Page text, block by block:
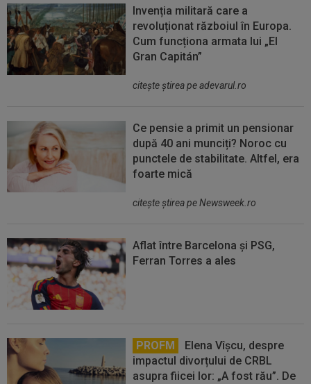
Invenția militară care a
revoluționat războiul în Europa.
Cum funcționa armata lui „El
Gran Capitán”
citeşte ştirea pe adevarul.ro
Ce pensie a primit un pensionar
după 40 ani munciți? Noroc cu
punctele de stabilitate. Altfel, era
foarte mică
citeşte ştirea pe Newsweek.ro
Aflat între Barcelona și PSG,
Ferran Torres a ales
PROFM
Elena Vîșcu, despre
impactul divorțului de CRBL
asupra fiicei lor: „A fost rău”. De